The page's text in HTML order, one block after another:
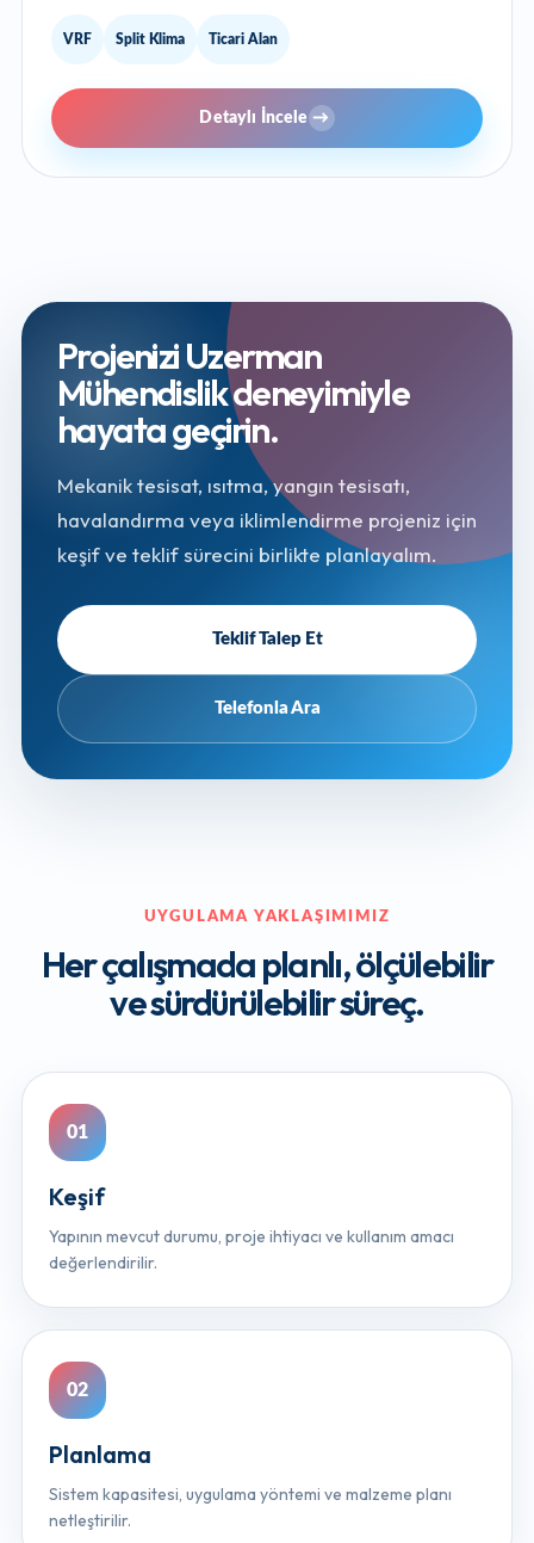
VRF Split Klima Ticari Alan
Detaylı İncele →
Projenizi Uzerman
Mühendislik deneyimiyle
hayata geçirin.
Mekanik tesisat, ısıtma, yangın tesisatı,
havalandırma veya iklimlendirme projeniz için
keşif ve teklif sürecini birlikte planlayalım.
Teklif Talep Et
Telefonla Ara
UYGULAMA YAKLAŞIMIMIZ
Her çalışmada planlı, ölçülebilir
ve sürdürülebilir süreç.
Keşif
Yapının mevcut durumu, proje ihtiyacı ve kullanım amacı
değerlendirilir.
Planlama
Sistem kapasitesi, uygulama yöntemi ve malzeme planı
netleştirilir.